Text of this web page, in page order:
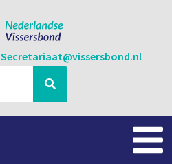
Secretariaat@vissersbond.nl